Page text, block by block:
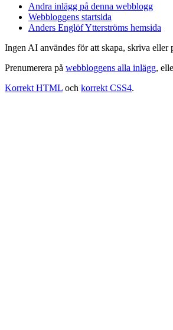
Andra inlägg på denna webblogg
Webbloggens startsida
Anders Englöf Ytterströms hemsida
Ingen AI användes för att skapa, skriva eller
Prenumerera på webbloggens alla inlägg,
Korrekt HTML och korrekt CSS4.